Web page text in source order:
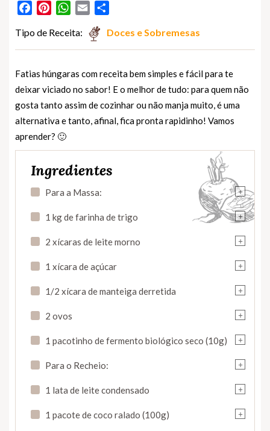
FacebookPinterestWhatsApp
Email
Tipo de Receita: Doces e Sobremesas
Fatias húngaras com receita bem simples e fácil para te
deixar viciado no sabor! E o melhor de tudo: para quem não
gosta tanto assim de cozinhar ou não manja muito, é uma
alternativa e tanto, afinal, fica pronta rapidinho! Vamos
aprender? 🙂
Ingredientes
+
Para a Massa:
+
1 kg de farinha de trigo
+
2 xícaras de leite morno
+
1 xícara de açúcar
+
1/2 xícara de manteiga derretida
+
2 ovos
+
1 pacotinho de fermento biológico seco (10g)
+
Para o Recheio:
+
1 lata de leite condensado
+
1 pacote de coco ralado (100g)